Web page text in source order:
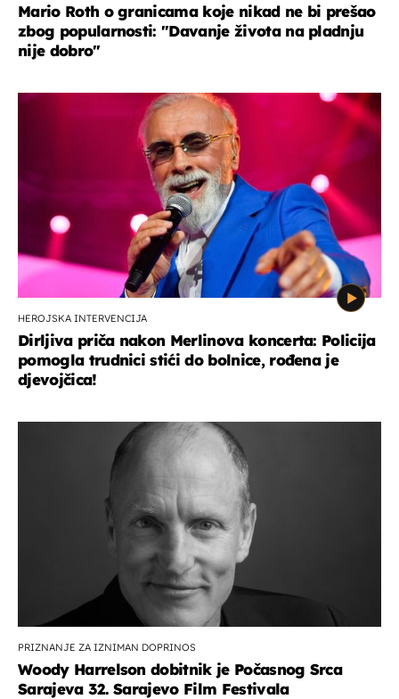
Mario Roth o granicama koje nikad ne bi prešao
zbog popularnosti: "Davanje života na pladnju
nije dobro"
HEROJSKA INTERVENCIJA
Dirljiva priča nakon Merlinova koncerta: Policija
pomogla trudnici stići do bolnice, rođena je
djevojčica!
PRIZNANJE ZA IZNIMAN DOPRINOS
Woody Harrelson dobitnik je Počasnog Srca
Sarajeva 32. Sarajevo Film Festivala